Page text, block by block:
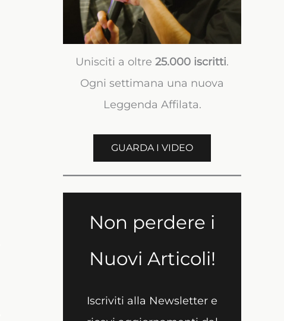
Unisciti a oltre 25.000 iscritti.
Ogni settimana una nuova
Leggenda Affilata.
GUARDA I VIDEO
Non perdere i
Nuovi Articoli!
Iscriviti alla Newsletter e